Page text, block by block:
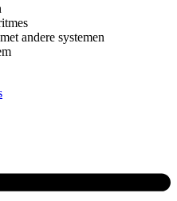
andere systemen